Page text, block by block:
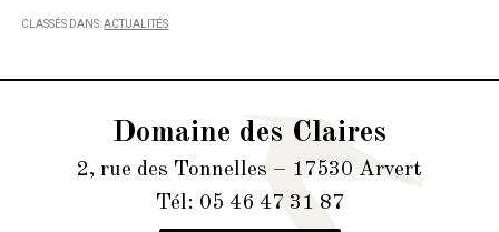
CLASSÉS DANS:ACTUALITÉS
Domaine des Claires
2, rue des Tonnelles – 17530 Arvert
Tél: 05 46 47 31 87